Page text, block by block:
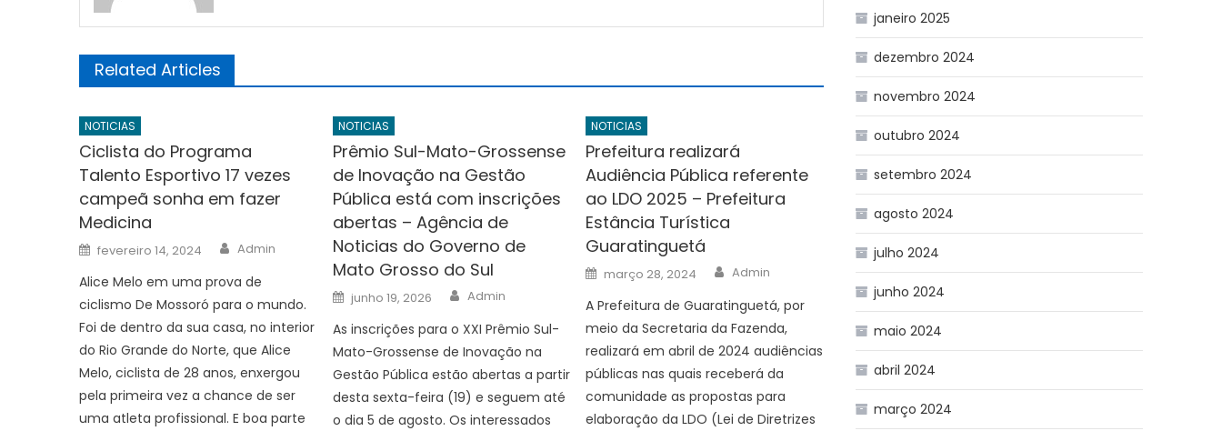
Related Articles
NOTICIAS
Ciclista do Programa
Talento Esportivo 17 vezes
campeã sonha em fazer
Medicina
Posted
on
fevereiro 14, 2024 Author
Admin
Alice Melo em uma prova de
ciclismo De Mossoró para o mundo.
Foi de dentro da sua casa, no interior
do Rio Grande do Norte, que Alice
Melo, ciclista de 28 anos, enxergou
pela primeira vez a chance de ser
uma atleta profissional. E boa parte
NOTICIAS
Prêmio Sul-Mato-Grossense
de Inovação na Gestão
Pública está com inscrições
abertas – Agência de
Noticias do Governo de
Mato Grosso do Sul
Posted
on
junho 19, 2026 Author
Admin
As inscrições para o XXI Prêmio Sul-
Mato-Grossense de Inovação na
Gestão Pública estão abertas a partir
desta sexta-feira (19) e seguem até
o dia 5 de agosto. Os interessados
NOTICIAS
Prefeitura realizará
Audiência Pública referente
ao LDO 2025 – Prefeitura
Estância Turística
Guaratinguetá
Posted
on
março 28, 2024 Author
Admin
A Prefeitura de Guaratinguetá, por
meio da Secretaria da Fazenda,
realizará em abril de 2024 audiências
públicas nas quais receberá da
comunidade as propostas para
elaboração da LDO (Lei de Diretrizes
janeiro 2025
dezembro 2024
novembro 2024
outubro 2024
setembro 2024
agosto 2024
julho 2024
junho 2024
maio 2024
abril 2024
março 2024